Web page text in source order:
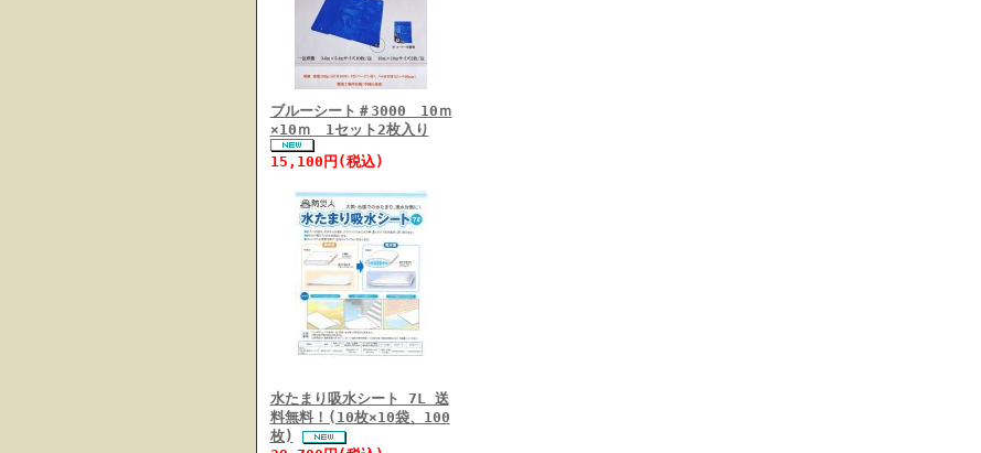
ブルーシート＃3000 10ｍ
×10ｍ 1セット2枚入り
15,100円(税込)
水たまり吸水シート 7L 送
料無料！(10枚×10袋、100
枚)